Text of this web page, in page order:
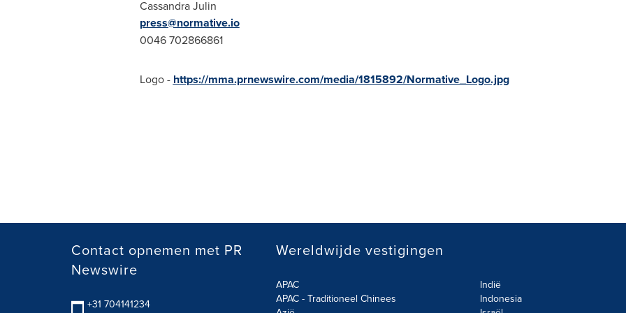
Cassandra Julin
press@normative.io
0046 702866861
Logo - https://mma.prnewswire.com/media/1815892/Normative_Logo.jpg
Contact opnemen met PR
Newswire
+31 704141234
Wereldwijde vestigingen
APAC
APAC - Traditioneel Chinees
Indië
Indonesia